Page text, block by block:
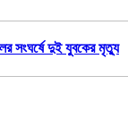
সংঘর্ষে দুই যুবকের মৃত্যু